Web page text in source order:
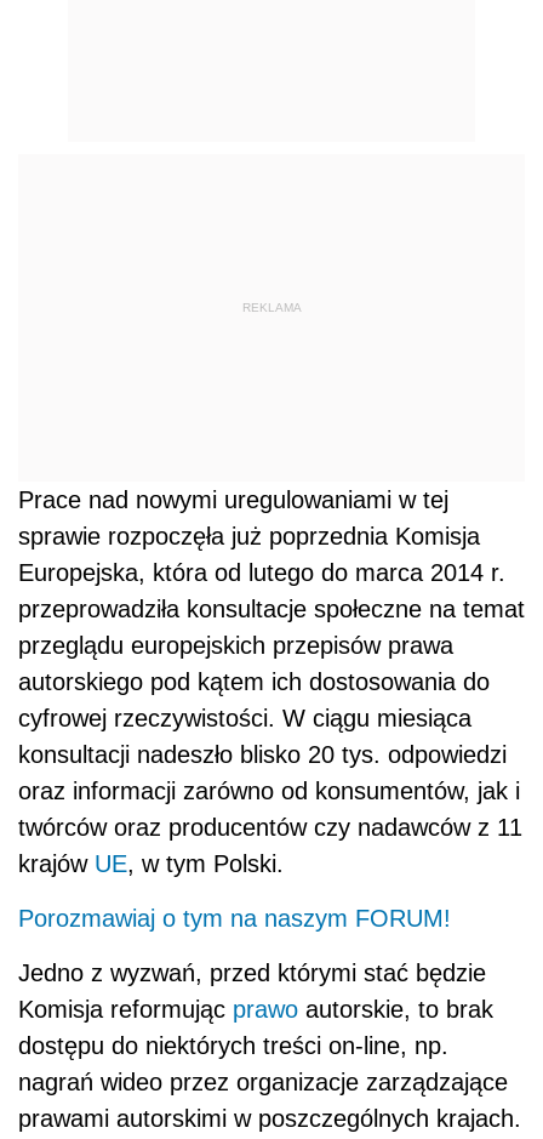
REKLAMA
Prace nad nowymi uregulowaniami w tej
sprawie rozpoczęła już poprzednia Komisja
Europejska, która od lutego do marca 2014 r.
przeprowadziła konsultacje społeczne na temat
przeglądu europejskich przepisów prawa
autorskiego pod kątem ich dostosowania do
cyfrowej rzeczywistości. W ciągu miesiąca
konsultacji nadeszło blisko 20 tys. odpowiedzi
oraz informacji zarówno od konsumentów, jak i
twórców oraz producentów czy nadawców z 11
krajów UE, w tym Polski.
Porozmawiaj o tym na naszym FORUM!
Jedno z wyzwań, przed którymi stać będzie
Komisja reformując prawo autorskie, to brak
dostępu do niektórych treści on-line, np.
nagrań wideo przez organizacje zarządzające
prawami autorskimi w poszczególnych krajach.